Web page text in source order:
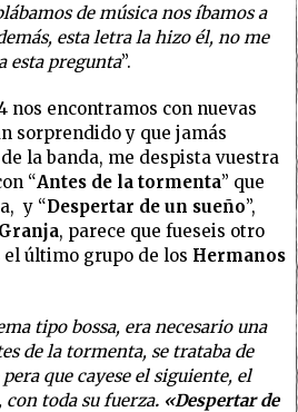
de música nos íbamos a
esta letra la hizo él, no me
esta pregunta”.
nos encontramos con nuevas
sorprendido y que jamás
la banda, me despista vuestra
“Antes de la tormenta” que
y “Despertar de un sueño”,
, parece que fueseis otro
el último grupo de los Hermanos
tipo bossa, era necesario una
de la tormenta, se trataba de
que cayese el siguiente, el
con toda su fuerza. «Despertar de